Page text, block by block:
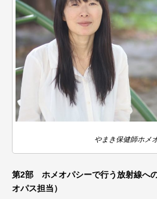
やまき保健師ホメ
第2部 ホメオパシーで行う放射線へ
オパス担当）